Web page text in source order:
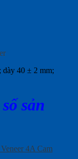
dày 40 ± 2 mm;
sản
4A Cam